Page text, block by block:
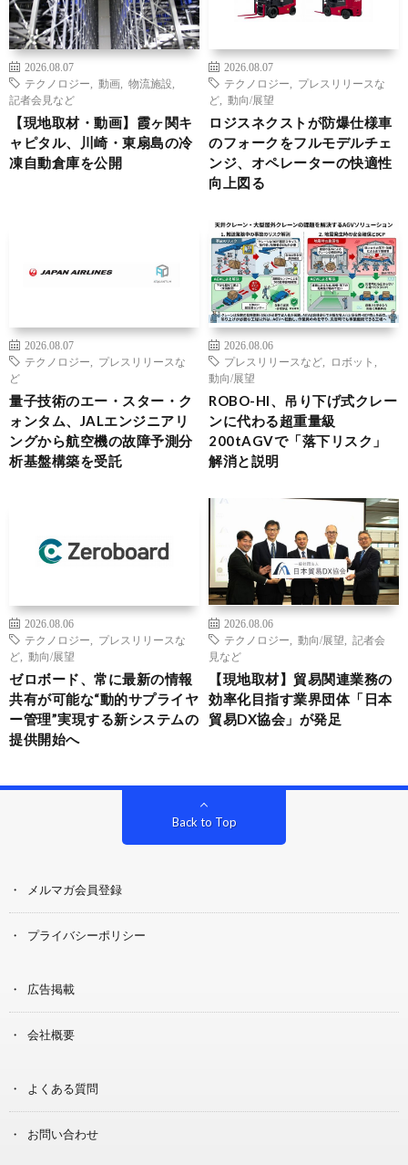
2026.08.07
テクノロジー
動画 物流施設
記者会見など
【現地取材・動画】霞ヶ関キ
ャピタル、川崎・東扇島の冷
凍自動倉庫を公開
2026.08.07
テクノロジー
プレスリリースな
ど
動向/展望
ロジスネクストが防爆仕様車
のフォークをフルモデルチェ
ンジ、オペレーターの快適性
向上図る
2026.08.07
テクノロジー
プレスリリースな
ど
量子技術のエー・スター・ク
ォンタム、JALエンジニアリ
ングから航空機の故障予測分
析基盤構築を受託
2026.08.06
プレスリリースなど
ロボット
動向/展望
ROBO-HI、吊り下げ式クレー
ンに代わる超重量級
200tAGVで「落下リスク」
解消と説明
2026.08.06
テクノロジー
プレスリリースな
ど
動向/展望
ゼロボード、常に最新の情報
共有が可能な“動的サプライヤ
ー管理”実現する新システムの
提供開始へ
2026.08.06
テクノロジー
動向/展望
記者会
見など
【現地取材】貿易関連業務の
効率化目指す業界団体「日本
貿易DX協会」が発足
Back to Top
メルマガ会員登録
プライバシーポリシー
広告掲載
会社概要
よくある質問
お問い合わせ